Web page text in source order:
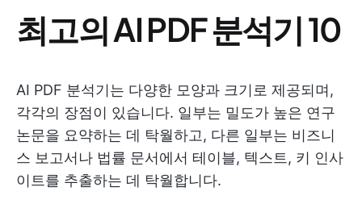
최고의 AI PDF 분석기 10
AI PDF 분석기는 다양한 모양과 크기로 제공되며,
각각의 장점이 있습니다. 일부는 밀도가 높은 연구
논문을 요약하는 데 탁월하고, 다른 일부는 비즈니
스 보고서나 법률 문서에서 테이블, 텍스트, 키 인사
이트를 추출하는 데 탁월합니다.